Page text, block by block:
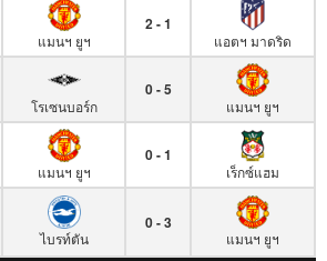
แมนฯ ยูฯ
2 - 1
แอตฯ มาดริด
โรเซนบอร์ก
0 - 5
แมนฯ ยูฯ
แมนฯ ยูฯ
0 - 1
เร็กซ์แฮม
ไบรท์ตัน
0 - 3
แมนฯ ยูฯ